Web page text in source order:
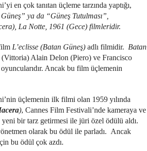
en çok tanıtan üçleme tarzında yaptığı,
ya da “Güneş Tutulması”,
La Notte, 1961 (Gece) filmleridir.
L’eclisse (Batan Güneş) adlı filmidir. Batan
Alain Delon (Piero) ve Francisco
Ancak bu film üçlemenin
üçlemenin ilk filmi olan 1959 yılında
), Cannes Film Festivali’nde kameraya ve
bir tarz getirmesi ile jüri özel ödülü aldı.
olarak bu ödül ile parladı. Ancak
bu ödül çok azdı.